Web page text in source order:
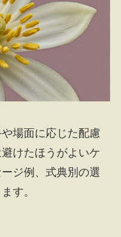
場面に応じた配慮
けたほうがよいケ
ジ例、式典別の選
す。